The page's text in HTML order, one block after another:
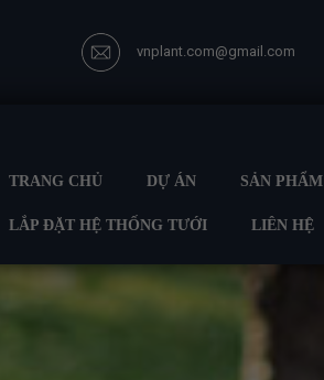
vnplant.com@gmail.com
TRANG CHỦ DỰ ÁN SẢN PHẨM
LẮP ĐẶT HỆ THỐNG TƯỚI LIÊN HỆ